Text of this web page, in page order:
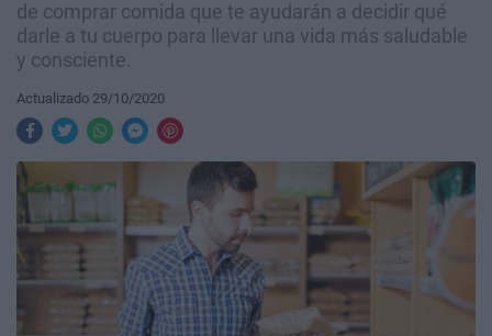
de comprar comida que te ayudarán a decidir qué
darle a tu cuerpo para llevar una vida más saludable
y consciente.
Actualizado 29/10/2020